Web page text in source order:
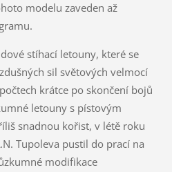
modelu zaveden až
stíhací letouny, které se
sil světových velmocí
krátce po skončení bojů
letouny s pístovým
snadnou kořist, v létě roku
Tupoleva pustil do prací na
modifikace